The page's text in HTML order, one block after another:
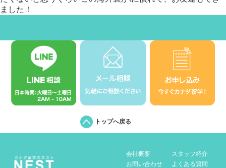
ました！
トップへ戻る
会社概要
スタッフ紹介
お問い合わせ
よくある質問